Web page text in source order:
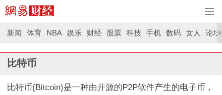
新闻 体育 NBA 娱乐 财经 股票 科技 手机 数码 女人 论坛
比特币
比特币(Bitcoin)是一种由开源的P2P软件产生的电子币，